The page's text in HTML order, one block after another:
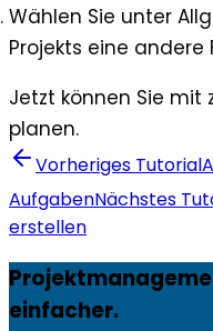
Wählen Sie unter
Projekts eine andere
Jetzt können Sie mit
planen.
Vorheriges Tutorial
AufgabenNächstes
erstellen
einfacher.